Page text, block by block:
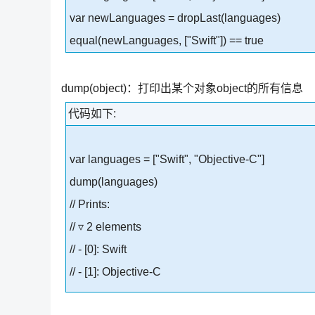
var newLanguages = dropLast(languages)
equal(newLanguages, ["Swift"]) == true
dump(object)：打印出某个对象object的所有信息
代码如下:
var languages = ["Swift", "Objective-C"]
dump(languages)
// Prints:
// ▿ 2 elements
// - [0]: Swift
// - [1]: Objective-C